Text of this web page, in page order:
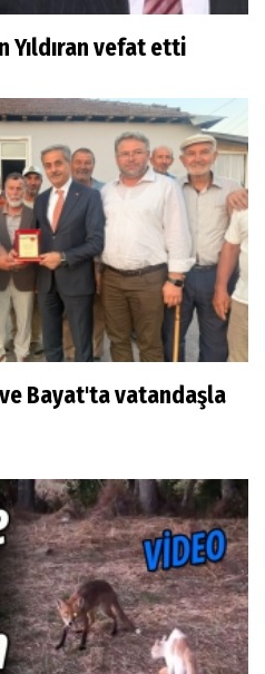
Yıldıran vefat etti
Bayat'ta vatandaşla